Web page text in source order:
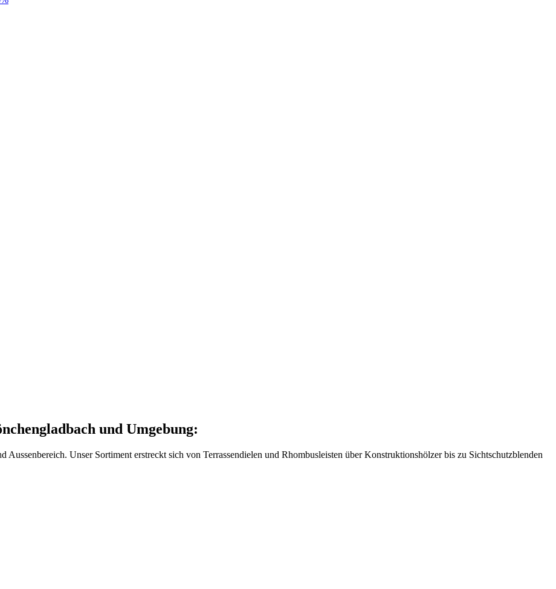
und Umgebung:
Unser Sortiment erstreckt sich von Terrassendielen und Rhombusleisten über Konstruktionshölzer bis zu Sichtschutzblenden